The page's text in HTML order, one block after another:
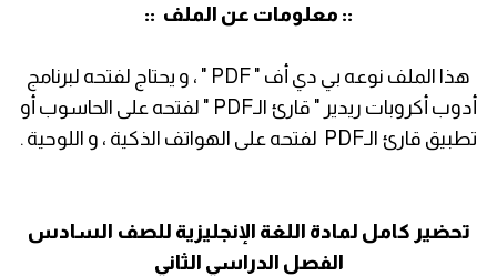
:: معلومات عن الملف ::
هذا الملف نوعه بي دي أف " PDF " ، و يحتاج لفتحه لبرنامج
أدوب أكروبات ريدير " قارئ الـPDF " لفتحه على الحاسوب أو
تطبيق قارئ الـPDF لفتحه على الهواتف الذكية ، و اللوحية .
تحضير كامل لمادة اللغة الإنجليزية للصف السادس
الفصل الدراسي الثاني